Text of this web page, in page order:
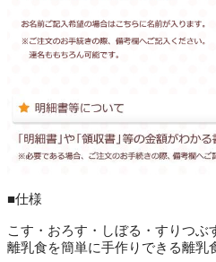
■仕様
こす・おろす・しぼる・すりつぶ
離乳食を簡単に手作りできる離